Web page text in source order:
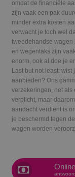
omdat de financiële
zijn vaak een pak
minder extra kosten
verwacht je toch wel
tweedehandse wagen
en wegentaks zijn
enorm, ook al doe je
Last but not least:
aanbieden? Ons
verzekeringen, net
verplicht, maar
aandacht verdient is
je beschermd tegen
wagen worden